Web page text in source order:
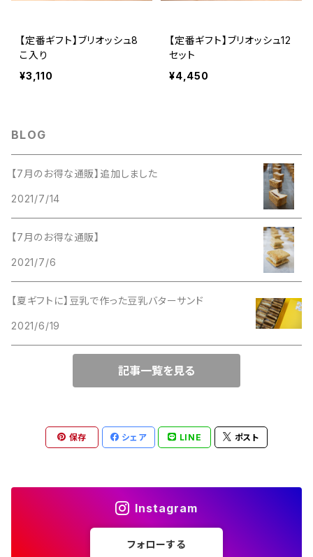
【定番ギフト】ブリオッシュ8
こ入り
¥3,110
【定番ギフト】ブリオッシュ12
セット
¥4,450
BLOG
【7月のお得な通販】追加しました
2021/7/14
【7月のお得な通販】
2021/7/6
【夏ギフトに】豆乳で作った豆乳バターサンド
2021/6/19
記事一覧を見る
保存 シェア LINE ポスト
Instagram
フォローする